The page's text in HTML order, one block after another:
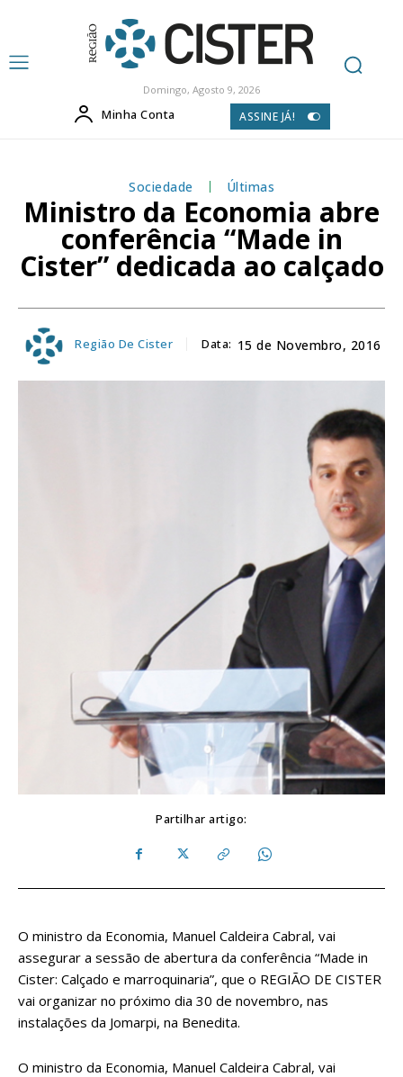
Domingo, Agosto 9, 2026
Minha Conta ASSINE JÁ!
Sociedade Últimas
Ministro da Economia abre
conferência “Made in
Cister” dedicada ao calçado
Região De Cister Data: 15 de Novembro, 2016
Partilhar artigo:
O ministro da Economia, Manuel Caldeira Cabral, vai
assegurar a sessão de abertura da conferência “Made in
Cister: Calçado e marroquinaria”, que o REGIÃO DE CISTER
vai organizar no próximo dia 30 de novembro, nas
instalações da Jomarpi, na Benedita.
O ministro da Economia, Manuel Caldeira Cabral, vai